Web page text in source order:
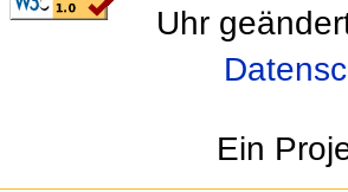
Transitional
Uhr
Ein